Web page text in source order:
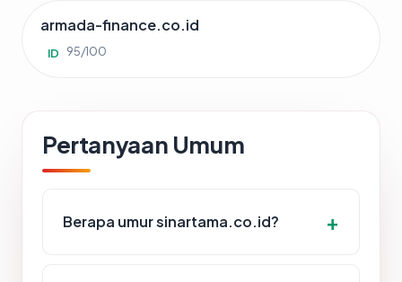
armada-finance.co.id
ID 95/100
Pertanyaan Umum
Berapa umur sinartama.co.id?